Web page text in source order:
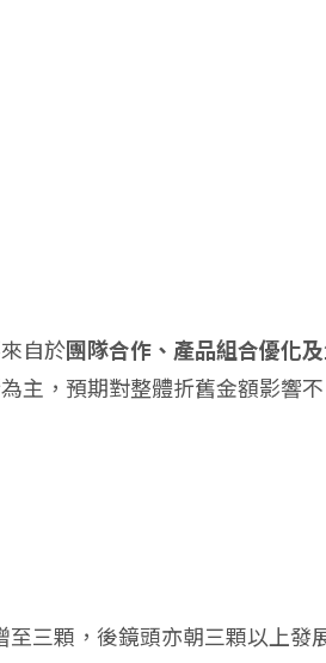
自於團隊合作、產品組合優化
主，預期對整體折舊金額影響不
至三顆，後鏡頭亦朝三顆以上發